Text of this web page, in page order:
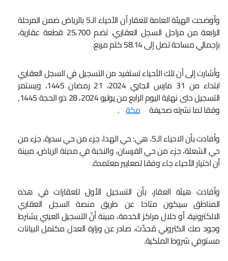
وأوضحت الهيئة العامة للعقار أن الأحياء الـ5 بالرياض ضمن المرحلة
الرابعة من مراحل السجل العقاري، تضم 25،700 قطعة عقارية،
بإجمالي مساحة تصل إلى 58.14 كلم مربع.
وأشارت إلى أن تلك الأحياء تستفيد من التسجيل في السجل العقاري
ابتداء من 31 مارس الجاري 2024، 21 رمضان 1445، ويستمر
التسجيل حتى نهاية اليوم الرابع من يوليو 2024، 28 ذو الحجة 1445,
وفقا لما نشرته صحيفة مكة .
وأفادت بأن الاحياء الـ5، هي: حي الهدا، جزء من حي سدرة، جزء من
حي الشعلة، جزء من حي الفرسان، والنخبة في مدينة الرياض، مبينة
أن اختيار الأحياء جاء وفقا لمعايير معتمدة.
وأفادت هيئة العقار، بأن التسجيل الأول للعقارات في هذه
المناطق سيكون متاحا عن طريق منصة السجل العقاري
الالكترونية، أو خلال مراكز الخدمة، مبينة أنّ التسجيل العيني يشترط
وجود صك الكتروني مُحدَّث، صادر عن وزارة العدل مكتمل البيانات
مستوفي شروط الملكية.